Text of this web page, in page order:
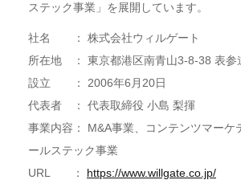
ステック事業」を展開しています。
社名 ： 株式会社ウィルゲート
所在地 ： 東京都港区南青山3-8-38 表参
設立 ： 2006年6月20日
代表者 ： 代表取締役 小島 梨揮
事業内容： M&A事業、コンテンツマーケ
ールステック事業
URL ： https://www.willgate.co.jp/